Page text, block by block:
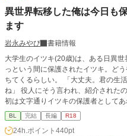
異世界転移した俺は今日も
ます
岩永みやび
書籍情報
大学生のイツキ(20歳)は、ある日異
っという間に保護されたイツキ。ど
ちてくるらしい。 「大丈夫。君の生活は保障します。保護者も用意しますから
ね」 役人にそう言われ、紹介されたのはラーシュ(26歳)という騎士だった。 最
初は文字通りイツキの保護者として
その子供扱いにモヤモヤしはじめるイツキ。 子供扱いはやめてほし
BL 完結 長編 R18
24h.ポイント 440pt